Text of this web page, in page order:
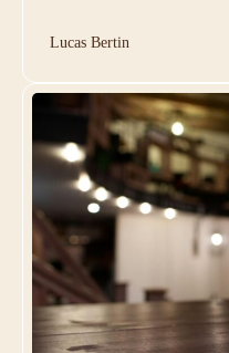
Lucas Bertin